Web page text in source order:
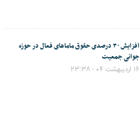
افزایش ۳۰ درصدی حقوق ماماهای فعال در حوزه
جوانی جمعیت
۱۶ اردیبهشت ۰۴ - ۲۳:۳۸